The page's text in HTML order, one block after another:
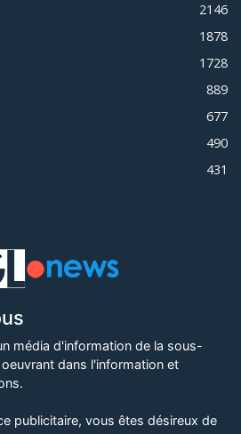
2146
1878
1728
889
677
490
431
média d'information de la sous-
dans l'information et
publicitaire, vous êtes désireux de